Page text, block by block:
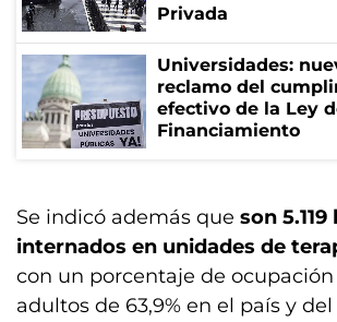
Privada
Universidades:
reclamo del
efectivo de la Ley
Financiamiento
Se indicó además que son 5.119
internados en unidades de
con un porcentaje de
adultos de 63,9% en el país y del